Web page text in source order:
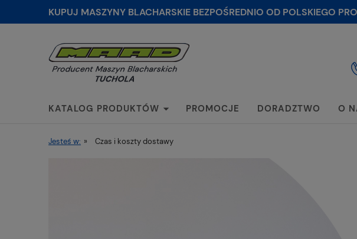
KUPUJ MASZYNY BLACHARSKIE BEZPOŚREDNIO OD POLSKIEGO
KATALOG PRODUKTÓW PROMOCJE DORADZTWO O
Jesteś w: » Czas i koszty dostawy